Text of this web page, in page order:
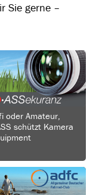
Sie gerne –
oder Amateur,
schützt Kamera